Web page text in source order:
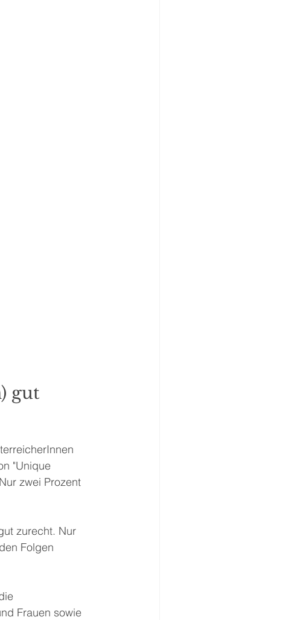
gut
"Unique
zwei Prozent
zurecht. Nur
Folgen
Frauen sowie